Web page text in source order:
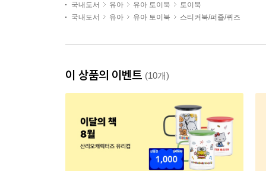
국내도서
유아 유아 토이북
토이북
국내도서
유아 유아 토이북 스티커북/퍼즐/퀴즈
이 상품의 이벤트 (10개)